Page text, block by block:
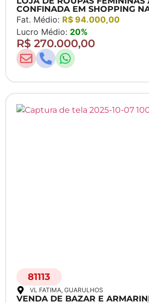
CONFINADA EM SHOPPING
Fat. Médio: R$ 94.000,00
Lucro Médio: 20%
R$ 270.000,00
81113
VL FATIMA, GUARULHOS
VENDA DE BAZAR E